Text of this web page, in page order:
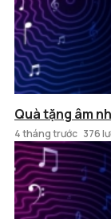
Quà tặng âm
4 tháng trước 376